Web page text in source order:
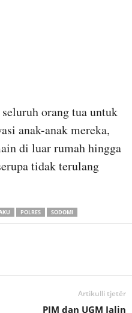
orang tua untuk
anak-anak mereka,
di luar rumah hingga
tidak terulang
POLRES SODOMI
Artikulli tjetër
PIM dan UGM Jalin